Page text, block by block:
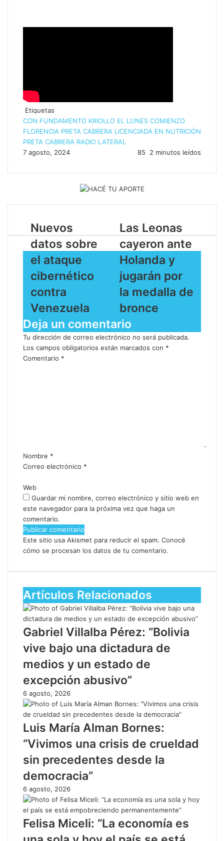
Etiquetas
CON FUNDAMENTO KRIOLLO EL LUNES COMIENZO
FLORENCIA PRETA CABRERA LICENCIADA EN NUTRICIÓN
PRETA CABRERA RADIO LATERAL
7 agosto, 2024
85 2 minutos leídos
Nuevos
datos sobre
el ataque
cibernético
contra
Venezuela
Las Leonas
cayeron ante
Holanda y
jugarán por
la medalla de
bronce
Deja un comentario
Tu dirección de correo electrónico no será publicada.
Los campos obligatorios están marcados con *
Comentario *
Nombre *
Correo electrónico *
Web
Guardar mi nombre, correo electrónico y sitio web en
este navegador para la próxima vez que haga un
comentario.
Este sitio usa Akismet para reducir el spam. Conocé
cómo se procesan los datos de tu comentario.
Artículos Relacionados
Gabriel Villalba Pérez: “Bolivia
vive bajo una dictadura de
medios y un estado de
excepción abusivo”
6 agosto, 2026
Luis María Alman Bornes:
“Vivimos una crisis de crueldad
sin precedentes desde la
democracia”
6 agosto, 2026
Felisa Miceli: “La economía es